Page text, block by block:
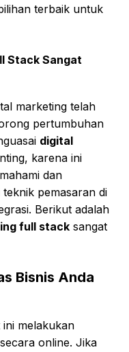
terbaik untuk
Stack Sangat
marketing telah
pertumbuhan
digital
karena ini
dan
pemasaran di
Berikut adalah
full stack sangat
Bisnis Anda
melakukan
online. Jika